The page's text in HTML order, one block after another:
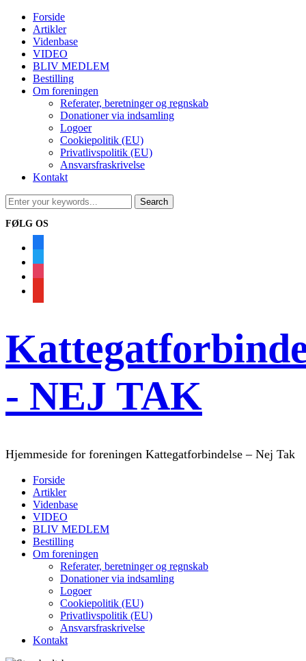
Forside
Artikler
Videnbase
VIDEO
BLIV MEDLEM
Bestilling
Om foreningen
Referater, beretninger og regnskab
Donationer via indsamling
Logoer
Cookiepolitik (EU)
Privatlivspolitik (EU)
Ansvarsfraskrivelse
Kontakt
FØLG OS
- NEJ TAK
Hjemmeside for foreningen Kattegatforbindelse – Nej Tak
Forside
Artikler
Videnbase
VIDEO
BLIV MEDLEM
Bestilling
Om foreningen
Referater, beretninger og regnskab
Donationer via indsamling
Logoer
Cookiepolitik (EU)
Privatlivspolitik (EU)
Ansvarsfraskrivelse
Kontakt